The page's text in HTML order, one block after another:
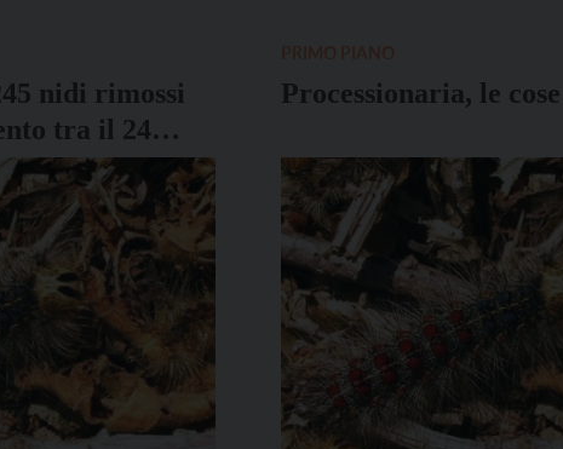
nidi rimossi
tra il 24
Processionaria, le